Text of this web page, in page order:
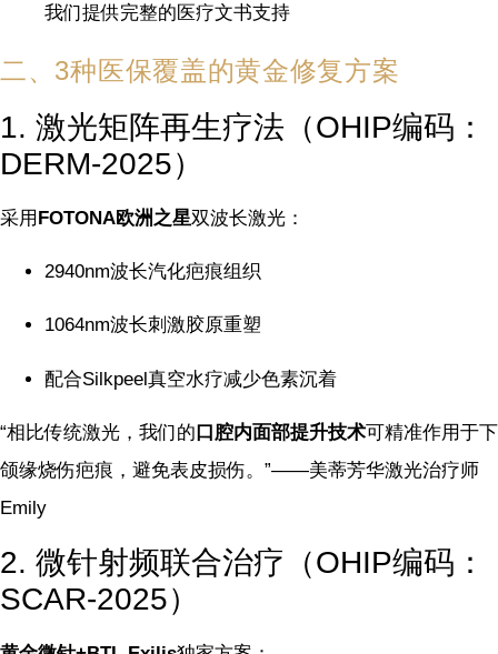
我们提供完整的医疗文书支持
二、3种医保覆盖的黄金修复方案
1. 激光矩阵再生疗法（OHIP编码：
DERM-2025）
采用 FOTONA欧洲之星双波长激光：
2940nm波长汽化疤痕组织
1064nm波长刺激胶原重塑
配合Silkpeel真空水疗减少色素沉着
“相比传统激光，我们的 口腔内面部提升技术可精准作用于下
颌缘烧伤疤痕，避免表皮损伤。”——美蒂芳华激光治疗师
Emily
2. 微针射频联合治疗（OHIP编码：
SCAR-2025）